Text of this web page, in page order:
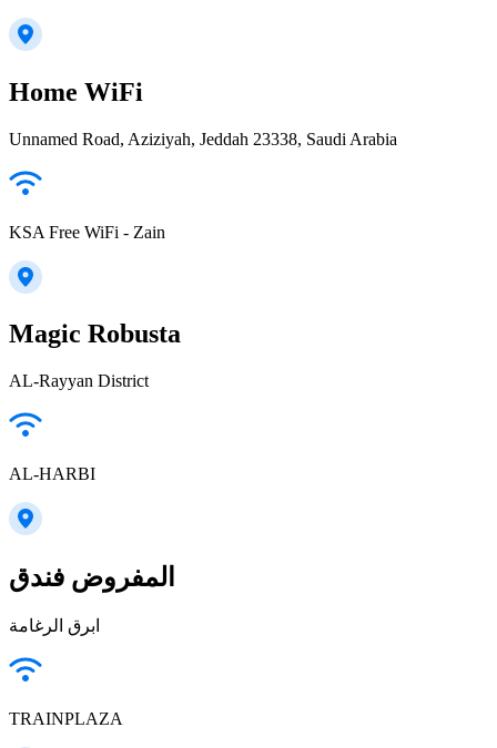
Home WiFi
Unnamed Road, Aziziyah, Jeddah 23338, Saudi Arabia
KSA Free WiFi - Zain
Magic Robusta
AL-Rayyan District
AL-HARBI
المفروض فندق
ابرق الرغامة
TRAINPLAZA